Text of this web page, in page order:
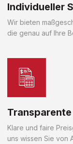
Individueller
Wir bieten
die genau auf Ihre
Transparente
Klare und faire
uns wissen Sie von